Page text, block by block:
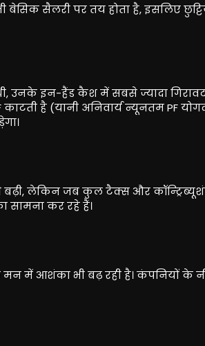
बेसिक सैलरी पर तय होता है, इसलिए
उनके इन-हैंड कैश में सबसे ज्यादा
है (यानी अनिवार्य न्यूनतम PF
बढ़ी, लेकिन जब कुल टैक्स और
सामना कर रहे हैं।
में आशंका भी बढ़ रही है। कंपनियों के